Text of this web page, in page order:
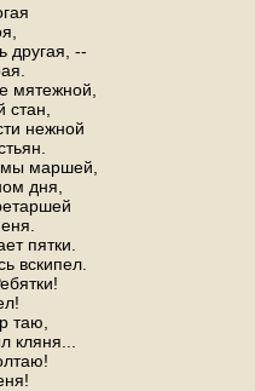
другая, --
мятежной,
стан,
нежной
маршей,
дня,
пятки.
вскипел.
таю,
кляня...